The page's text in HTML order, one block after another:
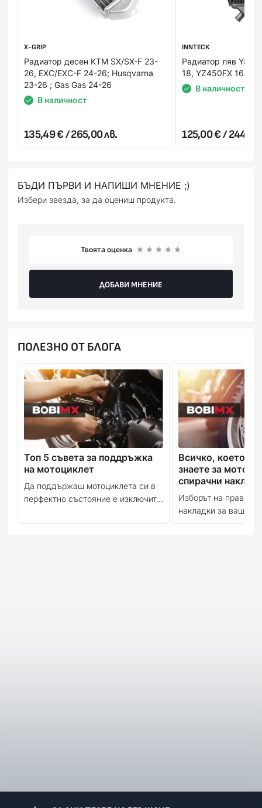
За Ваше удобство и за максимална коректност всяка
значение на каква стойност и от колко артикула се
състои тя. Това Ви дава възможност да пробвате и
добиете по-ясна представа за продукта в момента на
получаването му. В случай, че не Ви стане или не го
харесате, можете да го откажете веднага на куриера.
или на ПОС терминал при получаване на пратката
X-GRIP
Радиатор десен KTM SX/SX-F 23-
26, EXC/EXC-F 24-26; Husqvarna
23-26 ; Gas Gas 24-26
В наличност
135,49 € / 265,00 лв.
INNTECK
Радиатор ляв
18, YZ450FX 16-18
В наличност
125,00 € / 244,48
БЪДИ ПЪРВИ И НАПИШИ МНЕНИЕ ;)
Избери звезда, за да оцениш продукта.
Твоята оценка
ДОБАВИ МНЕНИЕ
ПОЛЕЗНО ОТ БЛОГА
Топ 5 съвета за поддръжка
на мотоциклет
Да поддържаш мотоциклета си в
перфектно състояние е изключит...
Всичко, което
знаете за
спирачни
Изборът на
накладки за вашия